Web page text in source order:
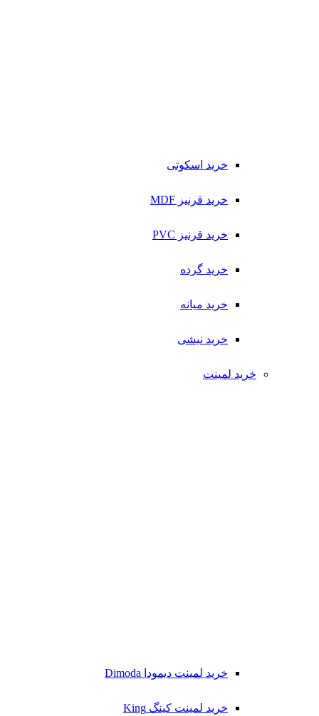
خرید اسکوتی
خرید قرنیز MDF
خرید قرنیز PVC
خرید گرده
خرید میانه
خرید نیشی
خرید لمینت
خرید لمینت دیمودا Dimoda
خرید لمینت کینگ King